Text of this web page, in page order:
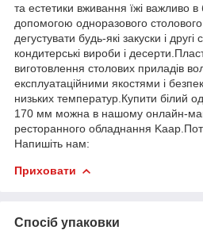
та естетики вживання їжі важливо в
допомогою одноразового
дегустувати будь-які закуски і другі
кондитерські вироби і
виготовлення столових приладів
експлуатаційними якостями і
низьких температур.Купити білий
170 мм можна в нашому онлайн-
ресторанного обладнання
Напишіть нам:
Приховати
Спосіб упаковки